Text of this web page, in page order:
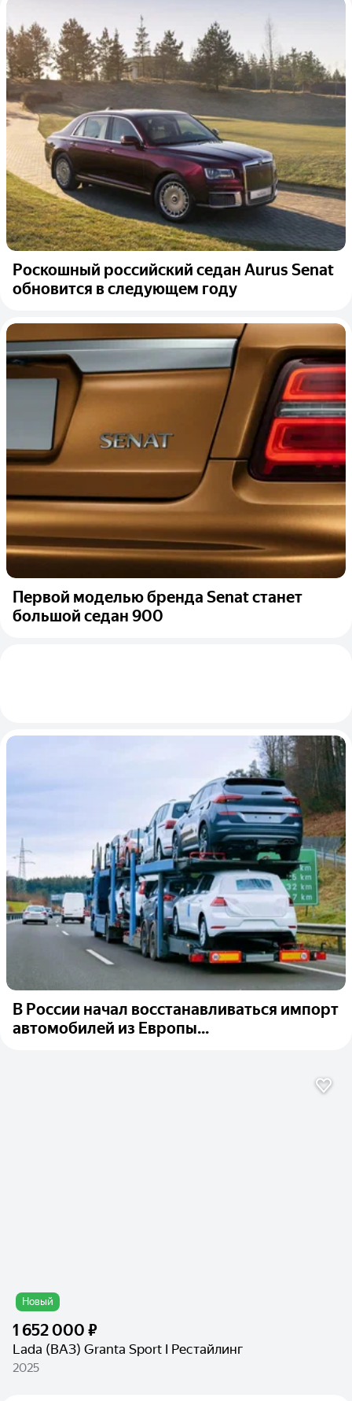
Роскошный российский седан Aurus Senat
обновится в следующем году
Первой моделью бренда Senat станет
большой седан 900
В России начал восстанавливаться импорт
автомобилей из Европы...
Новый
1 652 000 ₽
Lada (ВАЗ) Granta Sport I Рестайлинг
2025